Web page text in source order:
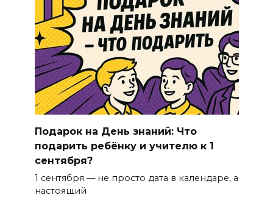
Подарок на День знаний: Что
подарить ребёнку и учителю к 1
сентября?
1 сентября — не просто дата в календаре, а
настоящий